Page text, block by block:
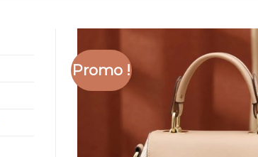
Promo !